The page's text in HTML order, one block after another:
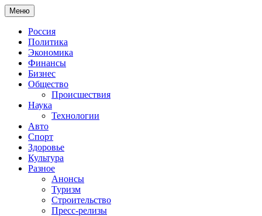
Меню
Россия
Политика
Экономика
Финансы
Бизнес
Общество
Происшествия
Наука
Технологии
Авто
Спорт
Здоровье
Культура
Разное
Анонсы
Туризм
Строительство
Пресс-релизы